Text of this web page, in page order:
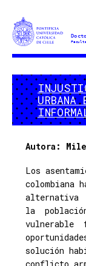
Doctorado
Arquitectura
y
Estudios
Urbanos
URBANA
Autora:
Los
colombiana
alternativa
la
vulnerable
solución